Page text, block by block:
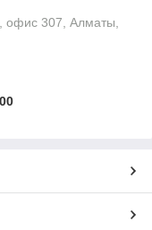
офис 307, Алматы,